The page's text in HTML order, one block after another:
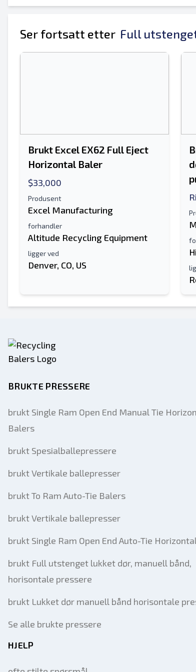
Mobil
Ser fortsatt etter Full
Brukt Excel EX62 Full Eject
Horizontal Baler
$33,000
Produsent
Excel Manufacturing
forhandler
Altitude Recycling Equipment
ligger ved
Denver, CO, US
Tilleggsinformasjon
BRUKTE PRESSERE
brukt Single Ram Open End Manual Tie
Balers
brukt Spesialballepressere
brukt Vertikale ballepresser
brukt To Ram Auto-Tie Balers
brukt Vertikale ballepresser
brukt Single Ram Open End Auto-Tie
brukt Full utstenget lukket dør, manuell bånd,
horisontale pressere
brukt Lukket dør manuell bånd horisontale
Se alle brukte pressere
HJELP